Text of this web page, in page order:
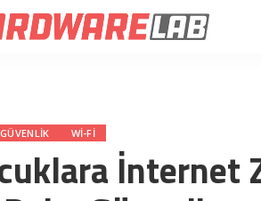
WI-FI
İnternet